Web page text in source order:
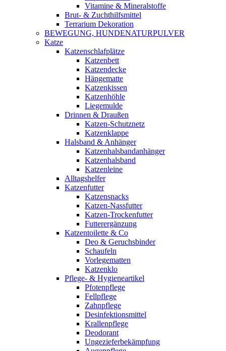
Vitamine & Mineralstoffe
Brut- & Zuchthilfsmittel
Terrarium Dekoration
BEWEGUNG, HUNDENATURPULVER
Katze
Katzenschlafplätze
Katzenbett
Katzendecke
Hängematte
Katzenkissen
Katzenhöhle
Liegemulde
Drinnen & Draußen
Katzen-Schutznetz
Katzenklappe
Halsband & Anhänger
Katzenhalsbandanhänger
Katzenhalsband
Katzenleine
Alltagshelfer
Katzenfutter
Katzensnacks
Katzen-Nassfutter
Katzen-Trockenfutter
Futterergänzung
Katzentoilette & Co
Deo & Geruchsbinder
Schaufeln
Vorlegematten
Katzenklo
Pflege- & Hygieneartikel
Pfotenpflege
Fellpflege
Zahnpflege
Desinfektionsmittel
Krallenpflege
Deodorant
Ungezieferbekämpfung